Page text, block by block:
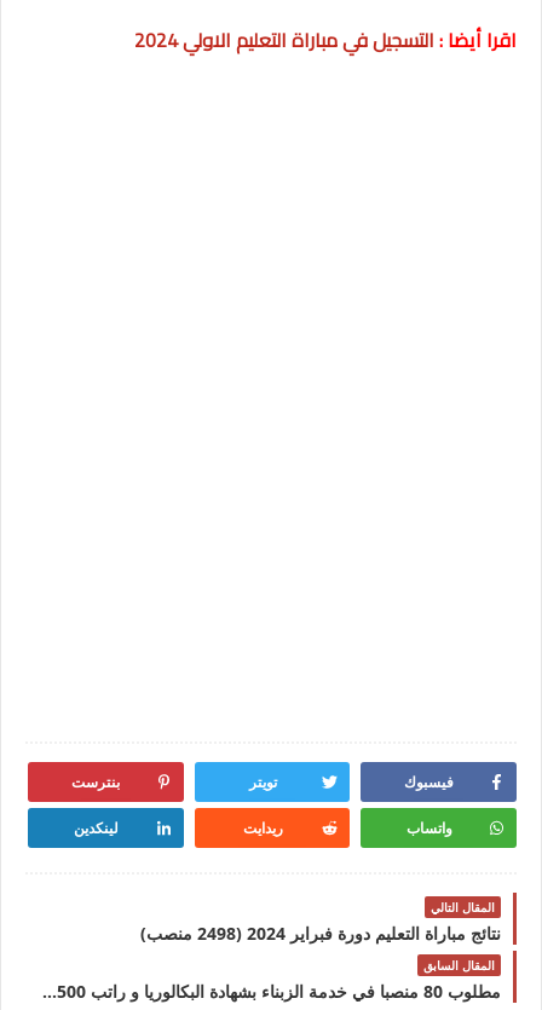
اقرا أيضا :التسجيل في مباراة التعليم الاولي 2024
فيسبوك تويتر بنترست
واتساب ريدايت لينكدين
المقال التالي
نتائج مباراة التعليم دورة فبراير 2024 (2498 منصب)
المقال السابق
مطلوب 80 منصبا في خدمة الزبناء بشهادة البكالوريا و راتب 4500 درهم شهريا